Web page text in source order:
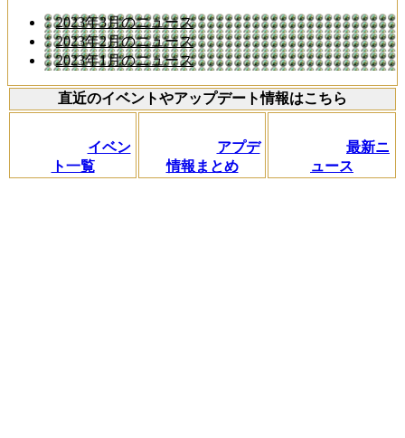
2023年3月のニュース
2023年2月のニュース
2023年1月のニュース
直近のイベントやアップデート情報はこちら
イベン
ト一覧
アプデ
情報まとめ
最新ニ
ュース